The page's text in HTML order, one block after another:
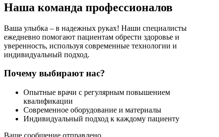
Наша команда профессионалов
Ваша улыбка – в надежных руках! Наши специалисты
ежедневно помогают пациентам обрести здоровье и
уверенность, используя современные технологии и
индивидуальный подход.
Почему выбирают нас?
Опытные врачи с регулярным повышением
квалификации
Современное оборудование и материалы
Индивидуальный подход к каждому пациенту
Ваше сообщение отправлено.